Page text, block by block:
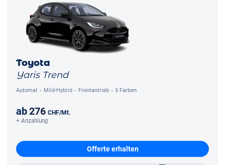
Toyota
Yaris Trend
Automat Mild-Hybrid Frontantrieb 5 Farben
ab276 CHF/Mt.
+ Anzahlung
Offerte erhalten